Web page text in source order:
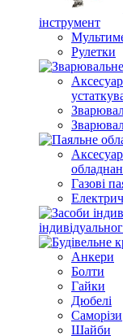
інструмент
Рулетки
Газові
Анкери
Болти
Гайки
Дюбелі
Саморізи
Шайби